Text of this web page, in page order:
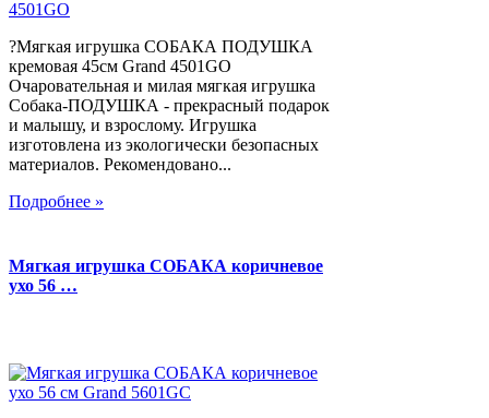
?Мягкая игрушка СОБАКА ПОДУШКА
кремовая 45см Grand 4501GO
Очаровательная и милая мягкая игрушка
Собака-ПОДУШКА - прекрасный подарок
и малышу, и взрослому. Игрушка
изготовлена из экологически безопасных
материалов. Рекомендовано...
Подробнее »
Мягкая игрушка СОБАКА коричневое
ухо 56 …